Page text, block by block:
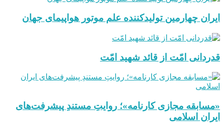
ایران چهارمین تولیدکننده علم موتور هواپیمای جهان
قدردانی امّت از قائد شهید امّت
«مسابقه مجازی کارنامه»؛ روایتِ مستندِ پیشرفت‌های
ایران اسلامی